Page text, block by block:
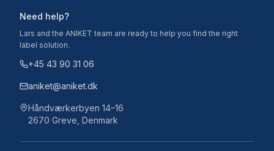
Need help?
Lars and the ANIKET team are ready to help you find the right
label solution.
+45 43 90 31 06
aniket@aniket.dk
Håndværkerbyen 14–16
2670 Greve, Denmark